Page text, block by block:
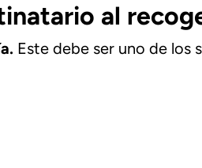
al
Este debe ser uno de los